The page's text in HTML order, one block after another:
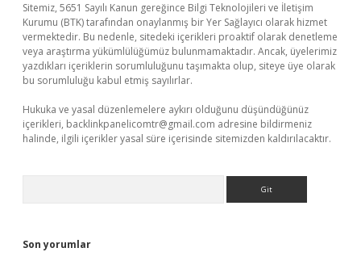
Sitemiz, 5651 Sayılı Kanun gereğince Bilgi Teknolojileri ve İletişim
Kurumu (BTK) tarafından onaylanmış bir Yer Sağlayıcı olarak hizmet
vermektedir. Bu nedenle, sitedeki içerikleri proaktif olarak denetleme
veya araştırma yükümlülüğümüz bulunmamaktadır. Ancak, üyelerimiz
yazdıkları içeriklerin sorumluluğunu taşımakta olup, siteye üye olarak
bu sorumluluğu kabul etmiş sayılırlar.
Hukuka ve yasal düzenlemelere aykırı olduğunu düşündüğünüz
içerikleri, backlinkpanelicomtr@gmail.com adresine bildirmeniz
halinde, ilgili içerikler yasal süre içerisinde sitemizden kaldırılacaktır.
Son yorumlar